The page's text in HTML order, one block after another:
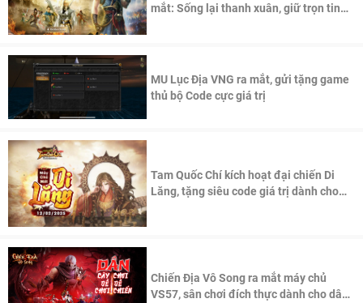
mắt: Sống lại thanh xuân, giữ trọn tinh
MU Lục Địa VNG ra mắt, gửi tặng game
thủ bộ Code cực giá trị
Tam Quốc Chí kích hoạt đại chiến Di
Lăng, tặng siêu code giá trị dành cho
Chiến Địa Vô Song ra mắt máy chủ
VS57, sân chơi đích thực dành cho dân